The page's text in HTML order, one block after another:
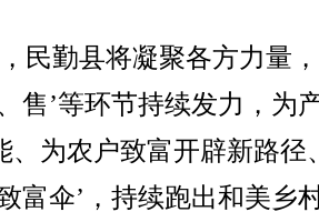
勤县将凝聚各方力量
售’等环节持续发力，为
、为农户致富开辟新路径
富伞’，持续跑出和美乡